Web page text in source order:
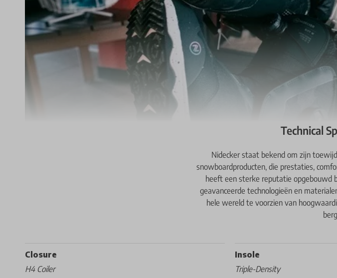
Technical
Nidecker staat bekend om zijn
snowboardproducten, die prestaties,
heeft een sterke reputatie opgebouwd
geavanceerde technologieën en
hele wereld te voorzien van
Closure
H4 Coiler
Insole
Triple-Density